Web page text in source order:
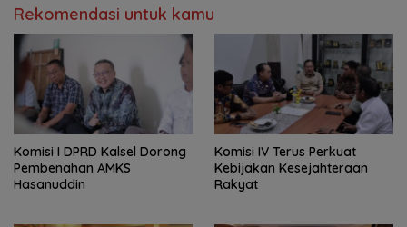
Rekomendasi untuk kamu
Komisi I DPRD Kalsel Dorong
Pembenahan AMKS
Hasanuddin
Komisi IV Terus Perkuat
Kebijakan Kesejahteraan
Rakyat